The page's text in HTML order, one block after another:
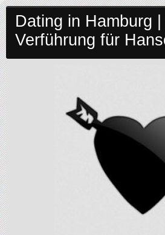
Dating in Hamburg
Verführung für